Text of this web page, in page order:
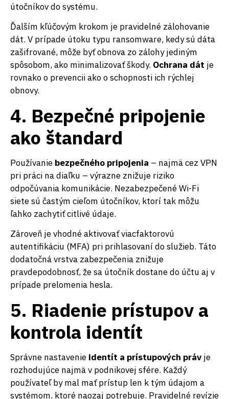
útočníkov do systému.
Ďalším kľúčovým krokom je pravidelné zálohovanie
dát. V prípade útoku typu ransomware, kedy sú dáta
zašifrované, môže byť obnova zo zálohy jediným
spôsobom, ako minimalizovať škody. Ochrana dát je
rovnako o prevencii ako o schopnosti ich rýchlej
obnovy.
4. Bezpečné pripojenie
ako štandard
Používanie bezpečného pripojenia – najmä cez VPN
pri práci na diaľku – výrazne znižuje riziko
odpočúvania komunikácie. Nezabezpečené Wi-Fi
siete sú častým cieľom útočníkov, ktorí tak môžu
ľahko zachytiť citlivé údaje.
Zároveň je vhodné aktivovať viacfaktorovú
autentifikáciu (MFA) pri prihlasovaní do služieb. Táto
dodatočná vrstva zabezpečenia znižuje
pravdepodobnosť, že sa útočník dostane do účtu aj v
prípade prelomenia hesla.
5. Riadenie prístupov a
kontrola identít
Správne nastavenie identít a prístupových práv je
rozhodujúce najmä v podnikovej sfére. Každý
používateľ by mal mať prístup len k tým údajom a
systémom, ktoré naozaj potrebuje. Pravidelné revízie